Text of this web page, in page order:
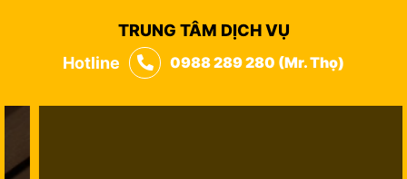
TRUNG TÂM DỊCH VỤ
Hotline
0988 289 280 (Mr. Thọ)